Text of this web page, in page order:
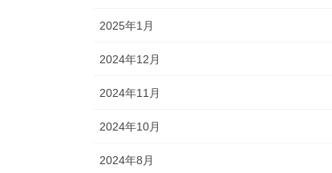
2025年1月
2024年12月
2024年11月
2024年10月
2024年8月